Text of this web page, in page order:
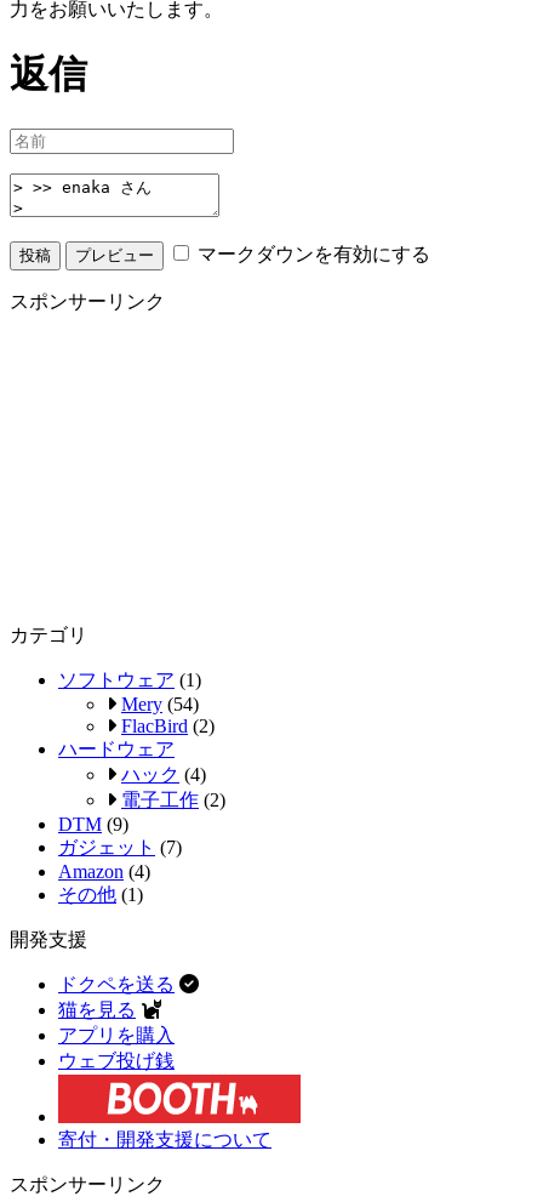
力をお願いいたします。
返信
マークダウンを有効にする
スポンサーリンク
カテゴリ
ソフトウェア (1)
Mery (54)
FlacBird (2)
ハードウェア
ハック (4)
電子工作 (2)
DTM (9)
ガジェット (7)
Amazon (4)
その他 (1)
開発支援
ドクペを送る
猫を見る
アプリを購入
ウェブ投げ銭
寄付・開発支援について
スポンサーリンク